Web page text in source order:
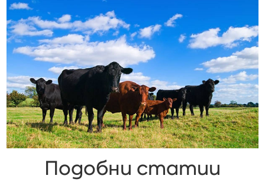
Подобни статии